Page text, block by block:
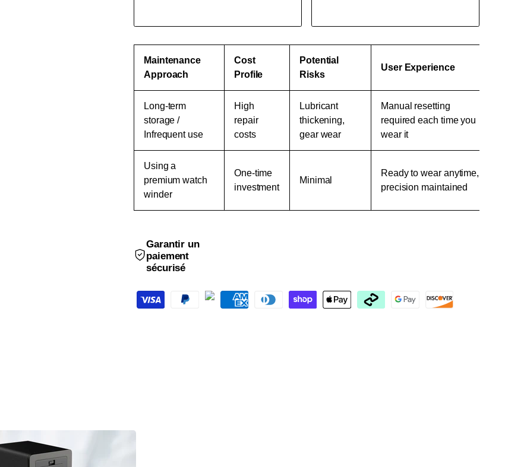
Maintenance
Approach
Cost
Profile
Potential
Risks
User Experience
Long-term
storage /
Infrequent use
High
repair
costs
Lubricant
thickening,
gear wear
Manual resetting
required each time you
wear it
Using a
premium watch
winder
One-time
investment
Minimal
Ready to wear anytime,
precision maintained
Garantir un
paiement
sécurisé